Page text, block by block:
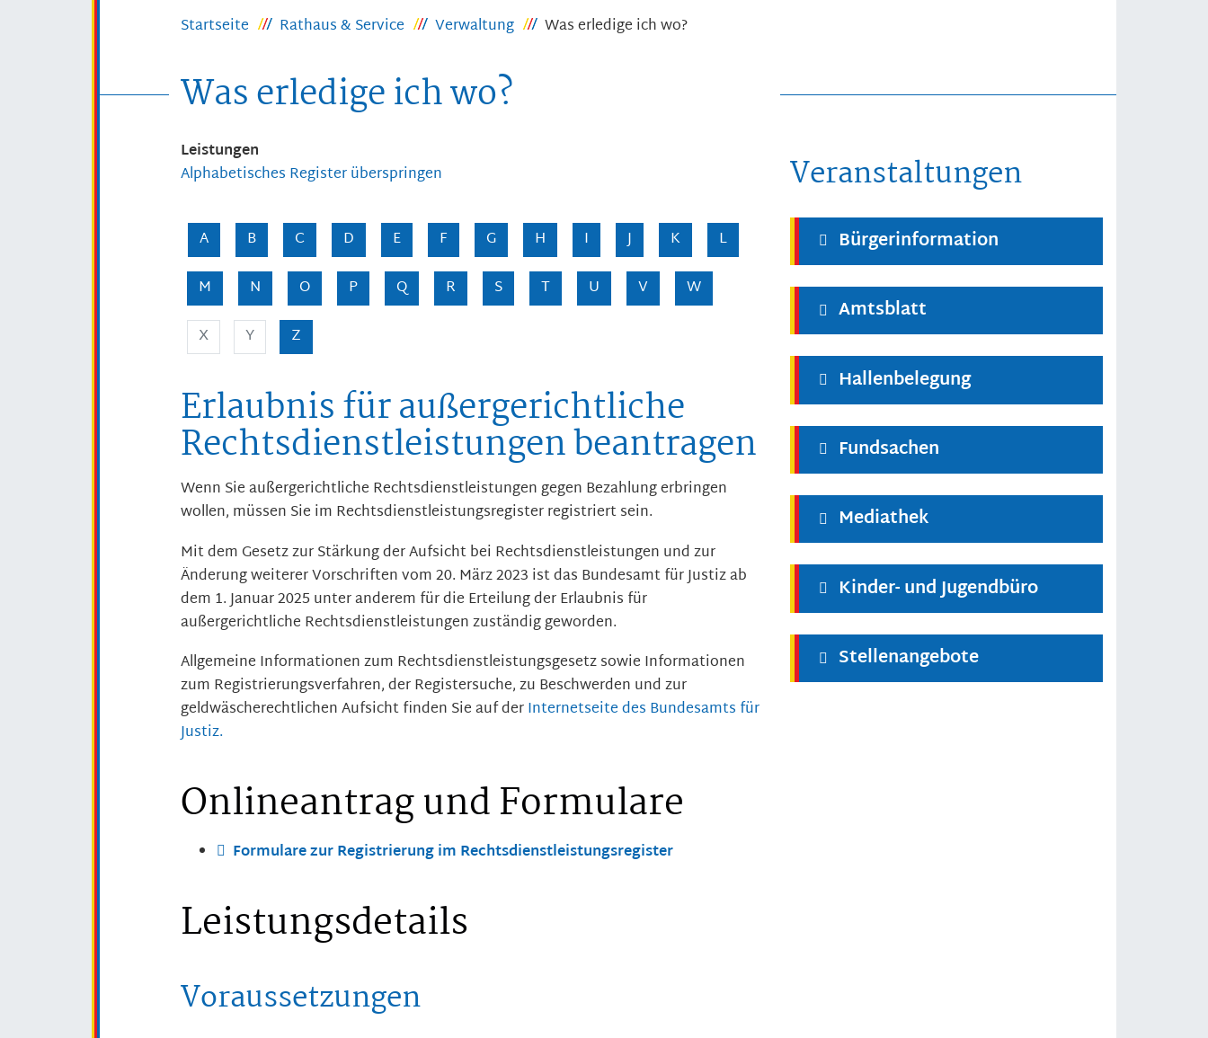
Startseite Rathaus & Service Verwaltung Was erledige ich wo?
Was erledige ich wo?
Leistungen
Alphabetisches Register überspringen
A B C D E F G H I J K
L
M
N O P Q R S T U V
W
X
Y Z
Erlaubnis für außergerichtliche
Rechtsdienstleistungen beantragen
Wenn Sie außergerichtliche Rechtsdienstleistungen gegen Bezahlung erbringen
wollen, müssen Sie im Rechtsdienstleistungsregister registriert sein.
Mit dem Gesetz zur Stärkung der Aufsicht bei Rechtsdienstleistungen und zur
Änderung weiterer Vorschriften vom 20. März 2023 ist das Bundesamt für Justiz ab
dem 1. Januar 2025 unter anderem für die Erteilung der Erlaubnis für
außergerichtliche Rechtsdienstleistungen zuständig geworden.
Allgemeine Informationen zum Rechtsdienstleistungsgesetz sowie Informationen
zum Registrierungsverfahren, der Registersuche, zu Beschwerden und zur
geldwäscherechtlichen Aufsicht finden Sie auf derInternetseite des Bundesamts für
Justiz.
Onlineantrag und Formulare
Formulare zur Registrierung im Rechtsdienstleistungsregister
Leistungsdetails
Voraussetzungen
Veranstaltungen
Bürgerinformation
Amtsblatt
Hallenbelegung
Fundsachen
Mediathek
Kinder- und Jugendbüro
Stellenangebote